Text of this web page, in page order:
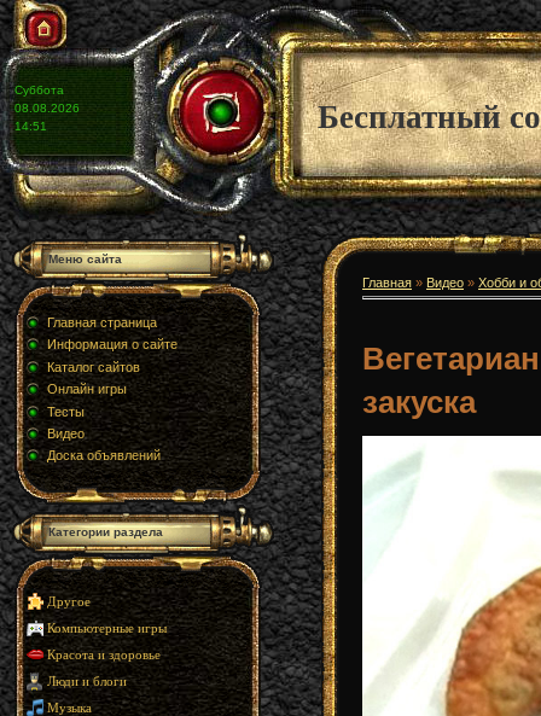
Суббота
08.08.2026
14:51
Бесплатный
Меню сайта
Главная страница
Информация о сайте
Каталог сайтов
Онлайн игры
Тесты
Видео
Доска объявлений
Категории раздела
Другое
Компьютерные игры
Красота и здоровье
Люди и блоги
Музыка
Главная » Видео » Хобби и
закуска